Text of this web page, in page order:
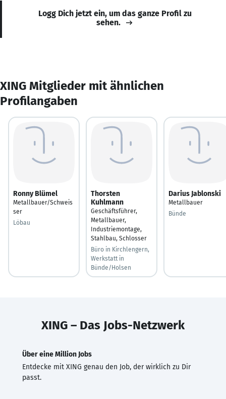
Logg Dich jetzt ein, um das ganze Profil zu
sehen.
XING Mitglieder mit ähnlichen
Profilangaben
Ronny Blümel
Metallbauer/Schweis
ser
Löbau
Thorsten
Kuhlmann
Geschäftsführer,
Metallbauer,
Industriemontage,
Stahlbau, Schlosser
Büro in Kirchlengern,
Werkstatt in
Bünde/Holsen
Darius Jablonski
Metallbauer
Bünde
XING – Das Jobs-Netzwerk
Über eine Million Jobs
Entdecke mit XING genau den Job, der wirklich zu Dir
passt.